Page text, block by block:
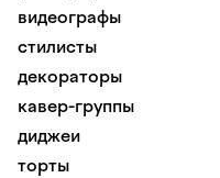
видеографы
стилисты
декораторы
кавер-группы
диджеи
торты